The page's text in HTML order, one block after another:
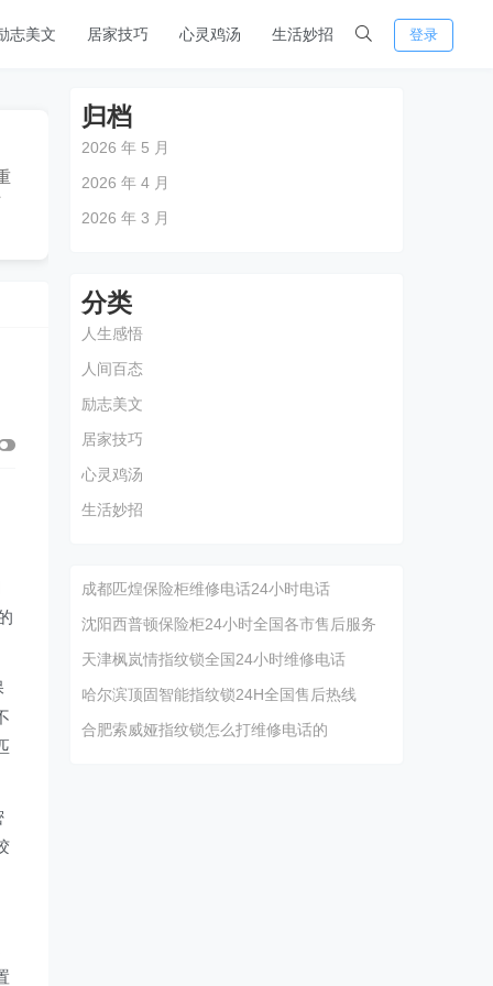
志美文 居家技巧 心灵鸡汤 生活妙招 登录
归档
2026 年 5 月
2026 年 4 月
2026 年 3 月
分类
人生感悟
人间百态
励志美文
居家技巧
心灵鸡汤
生活妙招
成都匹煌保险柜维修电话24小时电话
沈阳西普顿保险柜24小时全国各市售后服务
天津枫岚情指纹锁全国24小时维修电话
哈尔滨顶固智能指纹锁24H全国售后热线
合肥索威娅指纹锁怎么打维修电话的